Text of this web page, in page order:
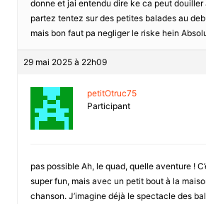
donne et jai entendu dire ke ca peut douiller
partez tentez sur des petites balades au
mais bon faut pa negliger le riske hein
29 mai 2025 à 22h09
petitOtruc75
Participant
pas possible Ah, le quad, quelle aventure !
super fun, mais avec un petit bout à la
chanson. J’imagine déjà le spectacle des